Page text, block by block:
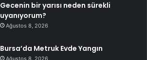
Gecenin bir yarısı neden sürekli
uyanıyorum?
Ağustos 8, 2026
Bursa’da Metruk Evde Yangın
Ağustos 8, 2026